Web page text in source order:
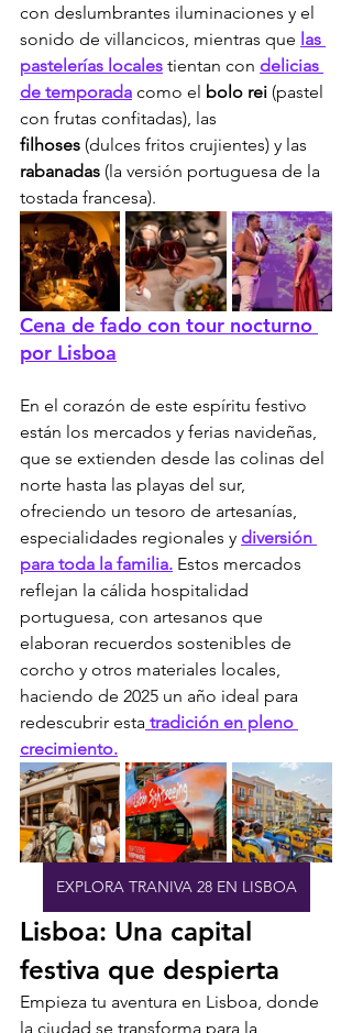
con deslumbrantes iluminaciones y el
sonido de villancicos, mientras que las
pastelerías locales tientan con delicias
de temporada como el bolo rei (pastel
con frutas confitadas), las
filhoses (dulces fritos crujientes) y las
rabanadas (la versión portuguesa de la
tostada francesa).
Cena de fado con tour nocturno
por Lisboa
En el corazón de este espíritu festivo
están los mercados y ferias navideñas,
que se extienden desde las colinas del
norte hasta las playas del sur,
ofreciendo un tesoro de artesanías,
especialidades regionales y diversión
para toda la familia. Estos mercados
reflejan la cálida hospitalidad
portuguesa, con artesanos que
elaboran recuerdos sostenibles de
corcho y otros materiales locales,
haciendo de 2025 un año ideal para
redescubrir esta tradición en pleno
crecimiento.
EXPLORA TRANIVA 28 EN LISBOA
Lisboa: Una capital
festiva que despierta
Empieza tu aventura en Lisboa, donde
la ciudad se transforma para la